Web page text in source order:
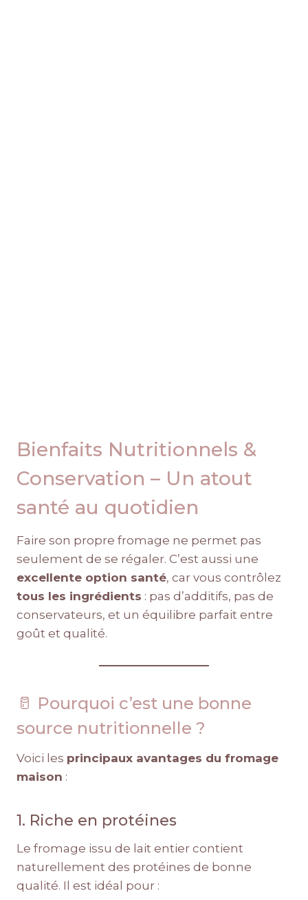
Bienfaits Nutritionnels &
Conservation – Un atout
santé au quotidien
Faire son propre fromage ne permet pas
seulement de se régaler. C’est aussi une
excellente option santé, car vous contrôlez
tous les ingrédients : pas d’additifs, pas de
conservateurs, et un équilibre parfait entre
goût et qualité.
🥛 Pourquoi c’est une bonne
source nutritionnelle ?
Voici les principaux avantages du fromage
maison :
1. Riche en protéines
Le fromage issu de lait entier contient
naturellement des protéines de bonne
qualité. Il est idéal pour :